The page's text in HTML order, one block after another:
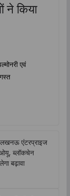
ने किया
एवं
एंटरप्राइज
ब्लॉकचेन
बढ़ावा